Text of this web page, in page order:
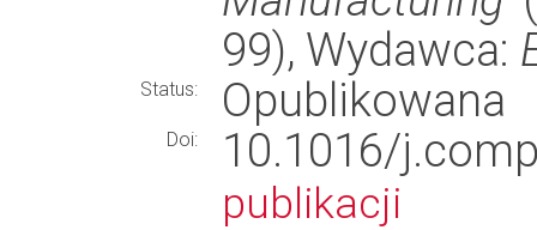
99), Wydawca:
Status: Opublikowana
Doi: 10.1016/
publikacji